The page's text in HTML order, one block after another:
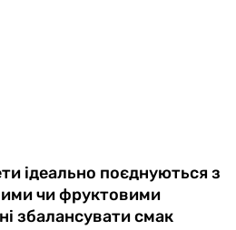
ідеально поєднуються з
чи фруктовими
збалансувати смак